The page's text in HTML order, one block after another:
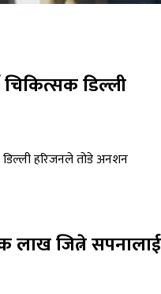
चिकित्सक डिल्ली
लाख जित्ने सपनालाई